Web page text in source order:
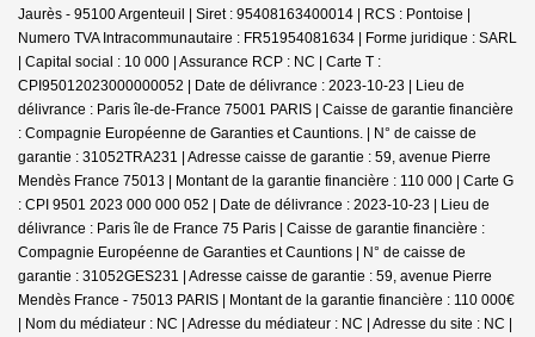
Jaurès - 95100 Argenteuil | Siret : 95408163400014 | RCS : Pontoise |
Numero TVA Intracommunautaire : FR51954081634 | Forme juridique : SARL
| Capital social : 10 000 | Assurance RCP : NC | Carte T :
CPI95012023000000052 | Date de délivrance : 2023-10-23 | Lieu de
délivrance : Paris île-de-France 75001 PARIS | Caisse de garantie financière
: Compagnie Européenne de Garanties et Cauntions. | N° de caisse de
garantie : 31052TRA231 | Adresse caisse de garantie : 59, avenue Pierre
Mendès France 75013 | Montant de la garantie financière : 110 000 | Carte G
: CPI 9501 2023 000 000 052 | Date de délivrance : 2023-10-23 | Lieu de
délivrance : Paris île de France 75 Paris | Caisse de garantie financière :
Compagnie Européenne de Garanties et Cauntions | N° de caisse de
garantie : 31052GES231 | Adresse caisse de garantie : 59, avenue Pierre
Mendès France - 75013 PARIS | Montant de la garantie financière : 110 000€
| Nom du médiateur : NC | Adresse du médiateur : NC | Adresse du site : NC |